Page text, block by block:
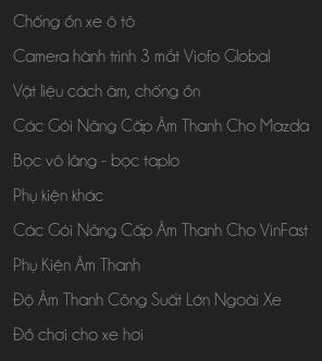
Chống ồn xe ô tô
Camera hành trình 3 mắt Viofo Global
Vật liệu cách âm, chống ồn
Các Gói Nâng Cấp Âm Thanh Cho Mazda
Bọc vô lăng - bọc taplo
Phụ kiện khác
Các Gói Nâng Cấp Âm Thanh Cho VinFast
Phụ Kiện Âm Thanh
Độ Âm Thanh Công Suất Lớn Ngoài Xe
Đồ chơi cho xe hơi